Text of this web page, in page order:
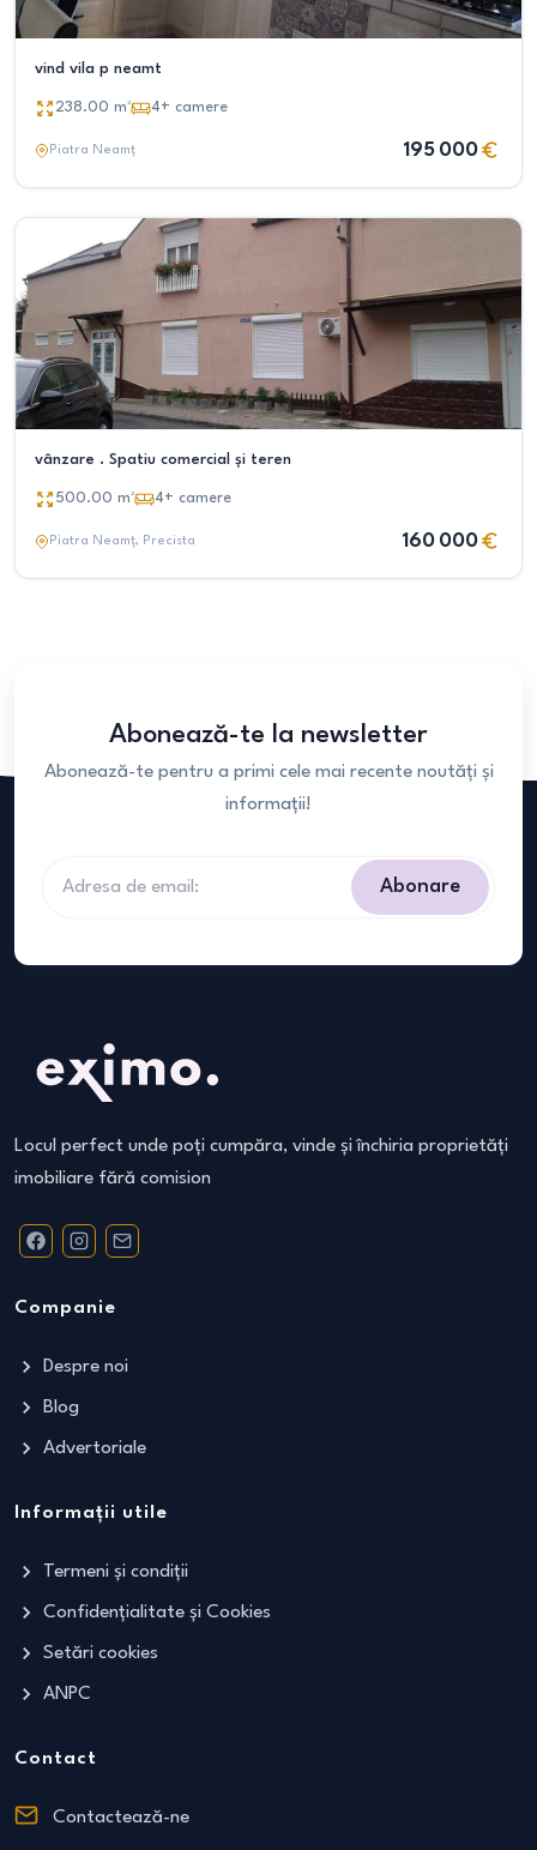
vind vila p neamt
238.00 m² 4+ camere
Piatra Neamț 195 000
vânzare . Spatiu comercial și teren
500.00 m² 4+ camere
Piatra Neamț, Precista 160 000
Abonează-te la newsletter
Abonează-te pentru a primi cele mai recente noutăți și
informații!
Abonare
Locul perfect unde poți cumpăra, vinde și închiria proprietăți
imobiliare fără comision
Companie
Despre noi
Blog
Advertoriale
Informații utile
Termeni și condiții
Confidențialitate și Cookies
Setări cookies
ANPC
Contact
Contactează-ne